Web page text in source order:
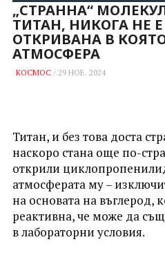
„СТРАННА“
ТИТАН, НИКОГА НЕ
ОТКРИВАНА В
АТМОСФЕРА
КОСМОС/ 29 НОЕ. 2024
Титан, и без това доста
наскоро стана още по-
открили
атмосферата му –
на основата на въглерод,
реактивна, че може да
в лабораторни условия.